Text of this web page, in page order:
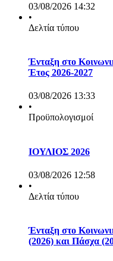
03/08/2026 14:32
•
Δελτία τύπου
Ένταξη στο
Έτος 2026-2027
03/08/2026 13:33
•
Προϋπολογισμοί
ΙΟΥΛΙΟΣ 2026
03/08/2026 12:58
•
Δελτία τύπου
Ένταξη στο
(2026) και Πάσχα